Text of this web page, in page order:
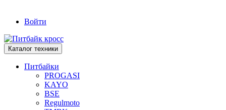
Войти
Каталог техники
Питбайки
PROGASI
KAYO
BSE
Regulmoto